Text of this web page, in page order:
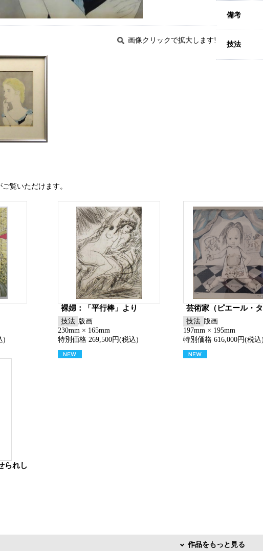
画像クリックで拡大します!
備考
技法
覧いただけます。
)
裸婦：「平行棒」より
技法 版画
230mm × 165mm
特別価格 269,500円(税込)
芸術家（ピエール・タ
技法 版画
197mm × 195mm
特別価格 616,000円(税込)
られし
作品をもっと見る